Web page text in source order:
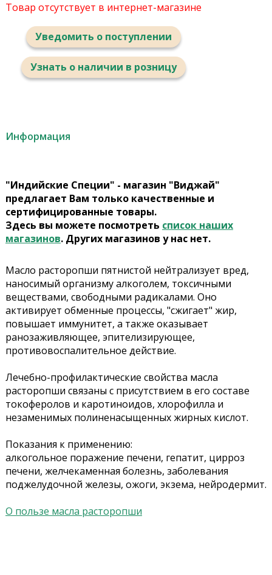
Товар отсутствует в интернет-магазине
Уведомить о поступлении
Узнать о наличии в розницу
Информация
"Индийские Специи" - магазин "Виджай"
предлагает Вам только качественные и
сертифицированные товары.
Здесь вы можете посмотреть список наших
магазинов. Других магазинов у нас нет.
Масло расторопши пятнистой нейтрализует вред,
наносимый организму алкоголем, токсичными
веществами, свободными радикалами. Оно
активирует обменные процессы, "сжигает" жир,
повышает иммунитет, а также оказывает
ранозаживляющее, эпителизирующее,
противовоспалительное действие.
Лечебно-профилактические свойства масла
расторопши связаны с присутствием в его составе
токоферолов и каротиноидов, хлорофилла и
незаменимых полиненасыщенных жирных кислот.
Показания к применению:
алкогольное поражение печени, гепатит, цирроз
печени, желчекаменная болезнь, заболевания
поджелудочной железы, ожоги, экзема, нейродермит.
О пользе масла расторопши